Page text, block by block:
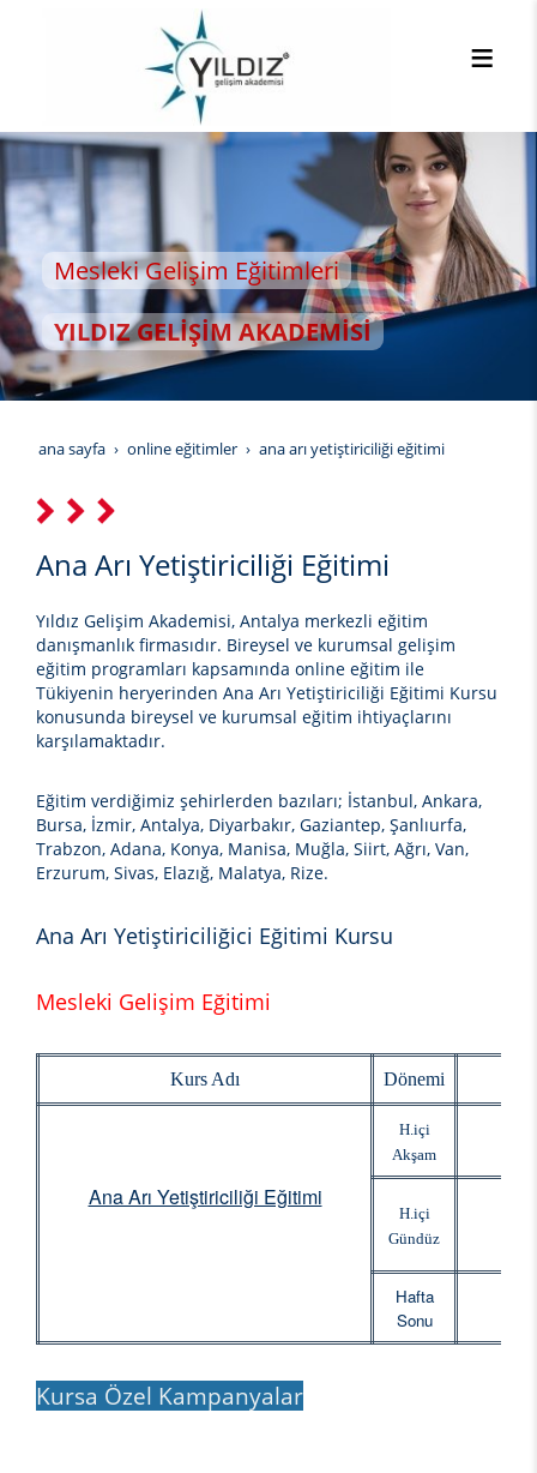
Gelişim Eğitimleri
GELİŞİM AKADEMİSİ
ana sayfa onli̇ne eği̇ti̇mler ana arı yetiştiriciliği eğitimi
Ana Arı Yetiştiriciliği Eğitimi
Yıldız Gelişim Akademisi, Antalya merkezli eğitim
danışmanlık firmasıdır. Bireysel ve kurumsal gelişim
eğitim programları kapsamında online eğitim ile
Tükiyenin heryerinden Ana Arı Yetiştiriciliği Eğitimi Kursu
konusunda bireysel ve kurumsal eğitim ihtiyaçlarını
karşılamaktadır.
Eğitim verdiğimiz şehirlerden bazıları; İstanbul, Ankara,
Bursa, İzmir, Antalya, Diyarbakır, Gaziantep, Şanlıurfa,
Trabzon, Adana, Konya, Manisa, Muğla, Siirt, Ağrı, Van,
Erzurum, Sivas, Elazığ, Malatya, Rize.
Ana Arı Yetiştiriciliğici Eğitimi Kursu
Mesleki Gelişim Eğitimi
Kurs Adı Dönemi
Ana Arı Yetiştiriciliği Eğitimi
H.içi
Akşam
H.içi
Gündüz
Hafta
Sonu
Kursa Özel Kampanyalar